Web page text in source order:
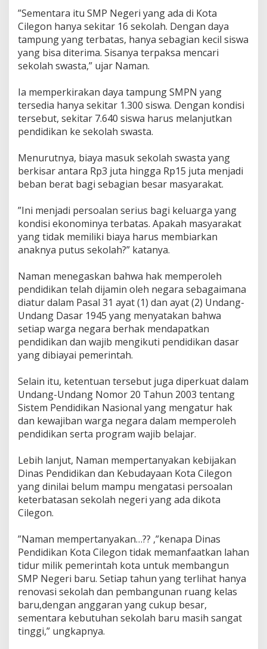
‎”Sementara itu SMP Negeri yang ada di Kota
Cilegon hanya sekitar 16 sekolah. Dengan daya
tampung yang terbatas, hanya sebagian kecil siswa
yang bisa diterima. Sisanya terpaksa mencari
sekolah swasta,” ujar Naman.
‎Ia memperkirakan daya tampung SMPN yang
tersedia hanya sekitar 1.300 siswa. Dengan kondisi
tersebut, sekitar 7.640 siswa harus melanjutkan
pendidikan ke sekolah swasta.
‎Menurutnya, biaya masuk sekolah swasta yang
berkisar antara Rp3 juta hingga Rp15 juta menjadi
beban berat bagi sebagian besar masyarakat.
‎”Ini menjadi persoalan serius bagi keluarga yang
kondisi ekonominya terbatas. Apakah masyarakat
yang tidak memiliki biaya harus membiarkan
anaknya putus sekolah?” katanya.
‎Naman menegaskan bahwa hak memperoleh
pendidikan telah dijamin oleh negara sebagaimana
diatur dalam Pasal 31 ayat (1) dan ayat (2) Undang-
Undang Dasar 1945 yang menyatakan bahwa
setiap warga negara berhak mendapatkan
pendidikan dan wajib mengikuti pendidikan dasar
yang dibiayai pemerintah.
‎Selain itu, ketentuan tersebut juga diperkuat dalam
Undang-Undang Nomor 20 Tahun 2003 tentang
Sistem Pendidikan Nasional yang mengatur hak
dan kewajiban warga negara dalam memperoleh
pendidikan serta program wajib belajar.
‎Lebih lanjut, Naman mempertanyakan kebijakan
Dinas Pendidikan dan Kebudayaan Kota Cilegon
yang dinilai belum mampu mengatasi persoalan
keterbatasan sekolah negeri yang ada dikota
Cilegon.
‎”Naman mempertanyakan…?? ,”kenapa Dinas
Pendidikan Kota Cilegon tidak memanfaatkan lahan
tidur milik pemerintah kota untuk membangun
SMP Negeri baru. Setiap tahun yang terlihat hanya
renovasi sekolah dan pembangunan ruang kelas
baru,dengan anggaran yang cukup besar,
sementara kebutuhan sekolah baru masih sangat
tinggi,” ungkapnya.